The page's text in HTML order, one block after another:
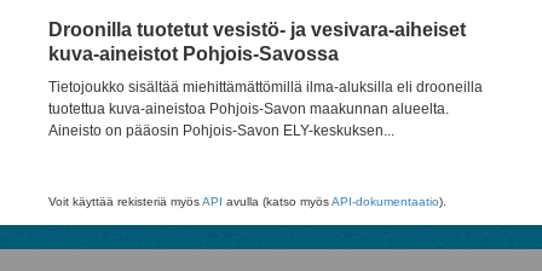
Droonilla tuotetut vesistö- ja vesivara-aiheiset
kuva-aineistot Pohjois-Savossa
Tietojoukko sisältää miehittämättömillä ilma-aluksilla eli drooneilla
tuotettua kuva-aineistoa Pohjois-Savon maakunnan alueelta.
Aineisto on pääosin Pohjois-Savon ELY-keskuksen...
Voit käyttää rekisteriä myösAPI avulla (katso myösAPI-dokumentaatio).